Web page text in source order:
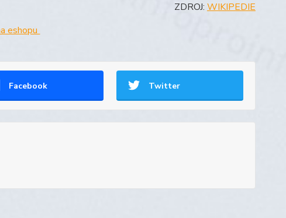
ZDROJ: WIKIPEDIE
eshopu
Facebook Twitter